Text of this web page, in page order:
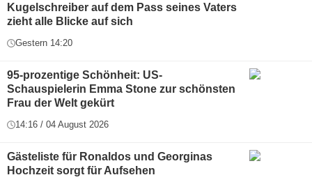
Kugelschreiber auf dem Pass seines Vaters
zieht alle Blicke auf sich
Gestern 14:20
95-prozentige Schönheit: US-
Schauspielerin Emma Stone zur schönsten
Frau der Welt gekürt
14:16 / 04 August 2026
Gästeliste für Ronaldos und Georginas
Hochzeit sorgt für Aufsehen